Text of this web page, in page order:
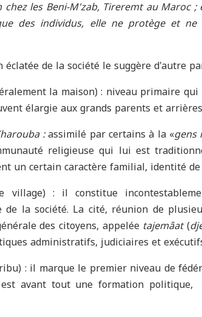
chez les Beni-M'zab, Tireremt au Maroc
des individus, elle ne protège et
éclatée de la société le suggère d'autre
la maison) : niveau primaire
élargie aux grands parents et
:assimilé par certains à la «gens
religieuse qui lui est
un certain caractère familial, identité
: il constitue
de la société. La cité, réunion de
des citoyens, appelée tajemâat(
administratifs, judiciaires et
: il marque le premier niveau de
est avant tout une formation